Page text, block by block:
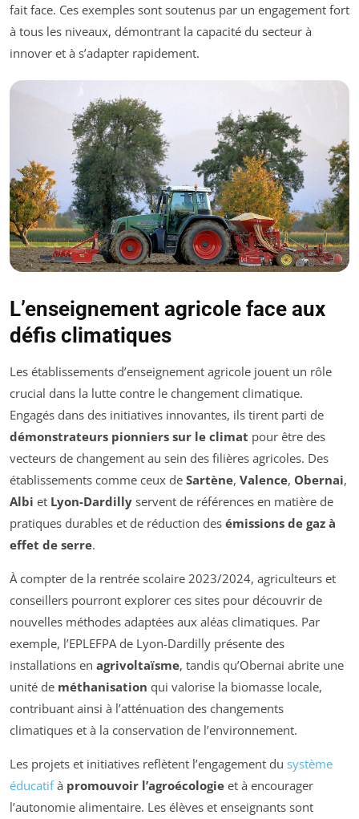
fait face. Ces exemples sont soutenus par un engagement fort
à tous les niveaux, démontrant la capacité du secteur à
innover et à s’adapter rapidement.
L’enseignement agricole face aux
défis climatiques
Les établissements d’enseignement agricole jouent un rôle
crucial dans la lutte contre le changement climatique.
Engagés dans des initiatives innovantes, ils tirent parti de
démonstrateurs pionniers sur le climat pour être des
vecteurs de changement au sein des filières agricoles. Des
établissements comme ceux de Sartène, Valence, Obernai,
Albi et Lyon-Dardilly servent de références en matière de
pratiques durables et de réduction des émissions de gaz à
effet de serre.
À compter de la rentrée scolaire 2023/2024, agriculteurs et
conseillers pourront explorer ces sites pour découvrir de
nouvelles méthodes adaptées aux aléas climatiques. Par
exemple, l’EPLEFPA de Lyon-Dardilly présente des
installations en agrivoltaïsme, tandis qu’Obernai abrite une
unité de méthanisation qui valorise la biomasse locale,
contribuant ainsi à l’atténuation des changements
climatiques et à la conservation de l’environnement.
Les projets et initiatives reflètent l’engagement du système
éducatifà promouvoir l’agroécologie et à encourager
l’autonomie alimentaire. Les élèves et enseignants sont